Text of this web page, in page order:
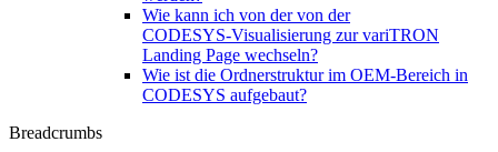
Wie kann ich von der von der
CODESYS‑Visualisierung zur variTRON
Landing Page wechseln?
Wie ist die Ordnerstruktur im OEM-Bereich in
CODESYS aufgebaut?
Breadcrumbs